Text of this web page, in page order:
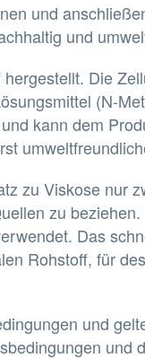
und
und
Die
(N-
kann dem
zu Viskose nur
zu beziehen.
Das
Rohstoff, für
und
und